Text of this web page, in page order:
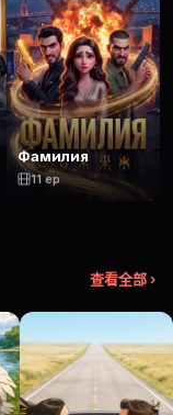
Фамилия
11 ep
查看全部 ›